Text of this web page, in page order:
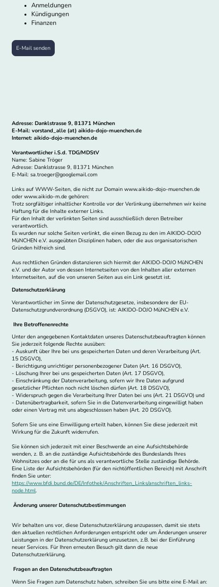
Anmeldungen
Kündigungen
Finanzen
E-Mail senden
Adresse: Danklstrasse 9, 81371 München
E-Mail: vorstand_alle (at) aikido-dojo-muenchen.de
Internet: aikido-dojo-muenchen.de
Verantwortlicher i.S.d. TDG/MDStV
Name: Sabine Tröger
Adresse: Danklstrasse 9, 81371 München
E-Mail: sa.troeger@googlemail.com
Links auf WWW-Seiten, die nicht zur Domain www.aikido-dojo-muenchen.de
oder www.aikido-m.de gehören:
Trotz sorgfältiger inhaltlicher Kontrolle vor der Verlinkung übernehmen wir keine
Haftung für die Inhalte externer Links.
Für den Inhalt der verlinkten Seiten sind ausschließlich deren Betreiber
verantwortlich.
Es wurden nur solche Seiten verlinkt, die einen Bezug zu den im AIKIDO-DOJO
MüNCHEN e.V. ausgeübten Disziplinen haben, oder die aus organisatorischen
Gründen hilfreich sind.
Aus rechtlichen Gründen distanzieren sich hiermit der AIKIDO-DOJO MüNCHEN
e.V. und der Autor von dessen Internetseiten von den Inhalten aller externen
Internetseiten, auf die von unseren Seiten aus ein Link gesetzt ist.
Datenschutzerklärung
Verantwortlicher im Sinne der Datenschutzgesetze, insbesondere der EU-
Datenschutzgrundverordnung (DSGVO), ist: AIKIDO-DOJO MüNCHEN e.V.
Ihre Betroffenenrechte
Unter den angegebenen Kontaktdaten unseres Datenschutzbeauftragten können
Sie jederzeit folgende Rechte ausüben:
- Auskunft über Ihre bei uns gespeicherten Daten und deren Verarbeitung (Art.
15 DSGVO),
- Berichtigung unrichtiger personenbezogener Daten (Art. 16 DSGVO),
- Löschung Ihrer bei uns gespeicherten Daten (Art. 17 DSGVO),
- Einschränkung der Datenverarbeitung, sofern wir Ihre Daten aufgrund
gesetzlicher Pflichten noch nicht löschen dürfen (Art. 18 DSGVO),
- Widerspruch gegen die Verarbeitung Ihrer Daten bei uns (Art. 21 DSGVO) und
- Datenübertragbarkeit, sofern Sie in die Datenverarbeitung eingewilligt haben
oder einen Vertrag mit uns abgeschlossen haben (Art. 20 DSGVO).
Sofern Sie uns eine Einwilligung erteilt haben, können Sie diese jederzeit mit
Wirkung für die Zukunft widerrufen.
Sie können sich jederzeit mit einer Beschwerde an eine Aufsichtsbehörde
wenden, z. B. an die zuständige Aufsichtsbehörde des Bundeslands Ihres
Wohnsitzes oder an die für uns als verantwortliche Stelle zuständige Behörde.
Eine Liste der Aufsichtsbehörden (für den nichtöffentlichen Bereich) mit Anschrift
finden Sie unter:
https://www.bfdi.bund.de/DE/Infothek/Anschriften_Links/anschriften_links-
node.html.
Änderung unserer Datenschutzbestimmungen
Wir behalten uns vor, diese Datenschutzerklärung anzupassen, damit sie stets
den aktuellen rechtlichen Anforderungen entspricht oder um Änderungen unserer
Leistungen in der Datenschutzerklärung umzusetzen, z.B. bei der Einführung
neuer Services. Für Ihren erneuten Besuch gilt dann die neue
Datenschutzerklärung.
Fragen an den Datenschutzbeauftragten
Wenn Sie Fragen zum Datenschutz haben, schreiben Sie uns bitte eine E-Mail an: